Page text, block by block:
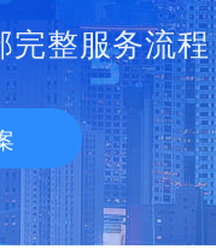
完整服务流程